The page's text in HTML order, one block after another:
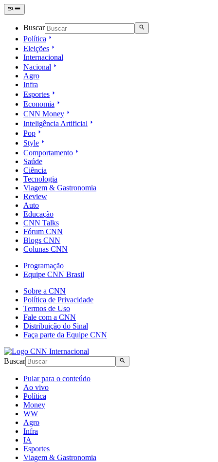
Buscar
Política
Eleições
Internacional
Nacional
Agro
Infra
Esportes
Economia
CNN Money
Inteligência Artificial
Pop
Style
Comportamento
Saúde
Ciência
Tecnologia
Viagem & Gastronomia
Review
Auto
Educação
CNN Talks
Fórum CNN
Blogs CNN
Colunas CNN
Programação
Equipe CNN Brasil
Sobre a CNN
Política de Privacidade
Termos de Uso
Fale com a CNN
Distribuição do Sinal
Faça parte da Equipe CNN
Buscar
Pular para o conteúdo
Ao vivo
Política
Money
WW
Agro
Infra
IA
Esportes
Viagem & Gastronomia